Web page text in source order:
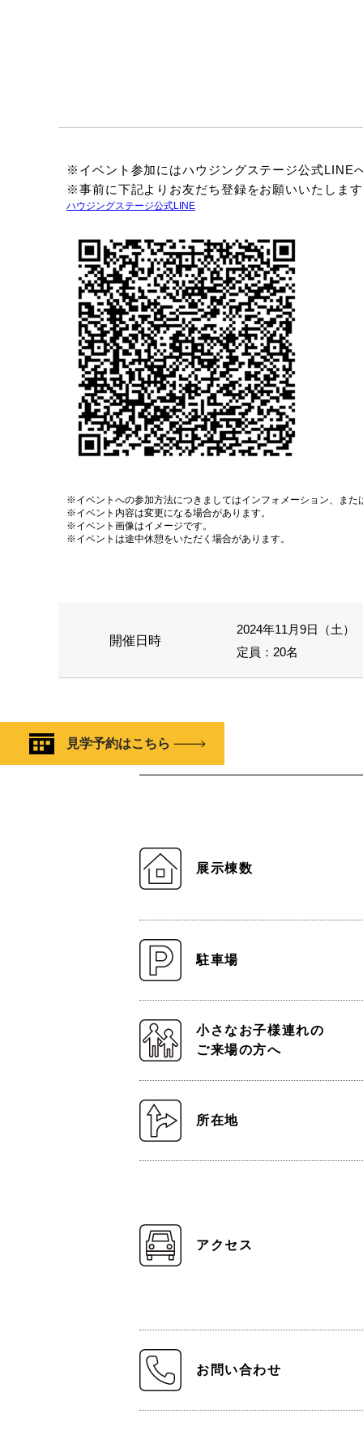
※イベント参加にはハウジングステージ公式LINE
※事前に下記よりお友だち登録をお願いいたします
ハウジングステージ公式LINE
※イベントへの参加方法につきましてはインフォメーション、また
※イベント内容は変更になる場合があります。
※イベント画像はイメージです。
※イベントは途中休憩をいただく場合があります。
開催日時
2024年11月9日（土
定員：20名
見学予約はこちら
展示棟数
駐車場
小さなお子様連れの
ご来場の方へ
所在地
アクセス
お問い合わせ